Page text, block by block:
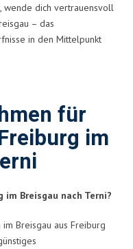
wende dich vertrauensvoll
– das
in den Mittelpunkt
für
im
im Breisgau nach Terni?
Breisgau aus Freiburg